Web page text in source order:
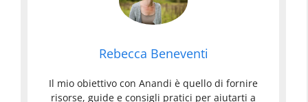
Rebecca Beneventi
Il mio obiettivo con Anandi è quello di fornire
risorse, guide e consigli pratici per aiutarti a